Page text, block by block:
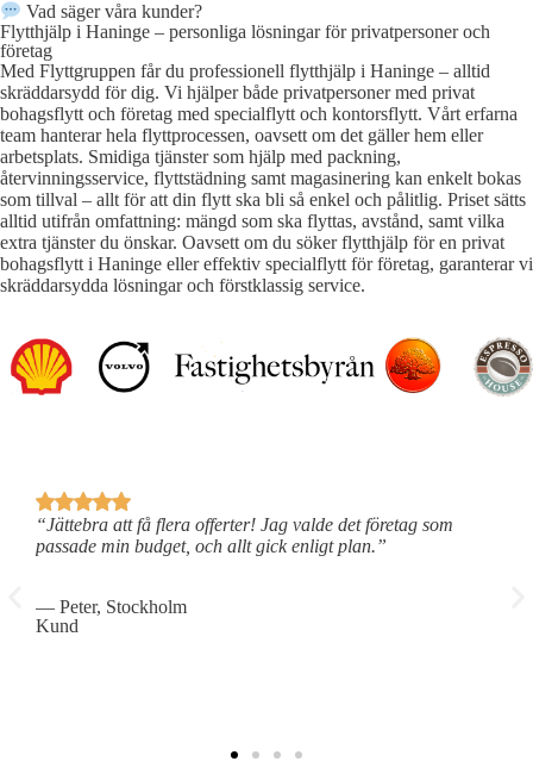
Vad säger våra kunder?
Flytthjälp i Haninge – personliga lösningar för privatpersoner och
företag
Med Flyttgruppen får du professionell flytthjälp i Haninge – alltid
skräddarsydd för dig. Vi hjälper både privatpersoner med privat
bohagsflytt och företag med specialflytt och kontorsflytt. Vårt erfarna
team hanterar hela flyttprocessen, oavsett om det gäller hem eller
arbetsplats. Smidiga tjänster som hjälp med packning,
återvinningsservice, flyttstädning samt magasinering kan enkelt bokas
som tillval – allt för att din flytt ska bli så enkel och pålitlig. Priset sätts
alltid utifrån omfattning: mängd som ska flyttas, avstånd, samt vilka
extra tjänster du önskar. Oavsett om du söker flytthjälp för en privat
bohagsflytt i Haninge eller effektiv specialflytt för företag, garanterar vi
skräddarsydda lösningar och förstklassig service.
“Jättebra att få flera offerter! Jag valde det företag som
passade min budget, och allt gick enligt plan.”
— Peter, Stockholm
Kund